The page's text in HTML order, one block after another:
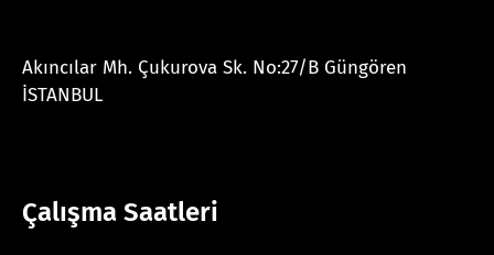
Akıncılar Mh. Çukurova Sk. No:27/B Güngören
İSTANBUL
Çalışma Saatleri